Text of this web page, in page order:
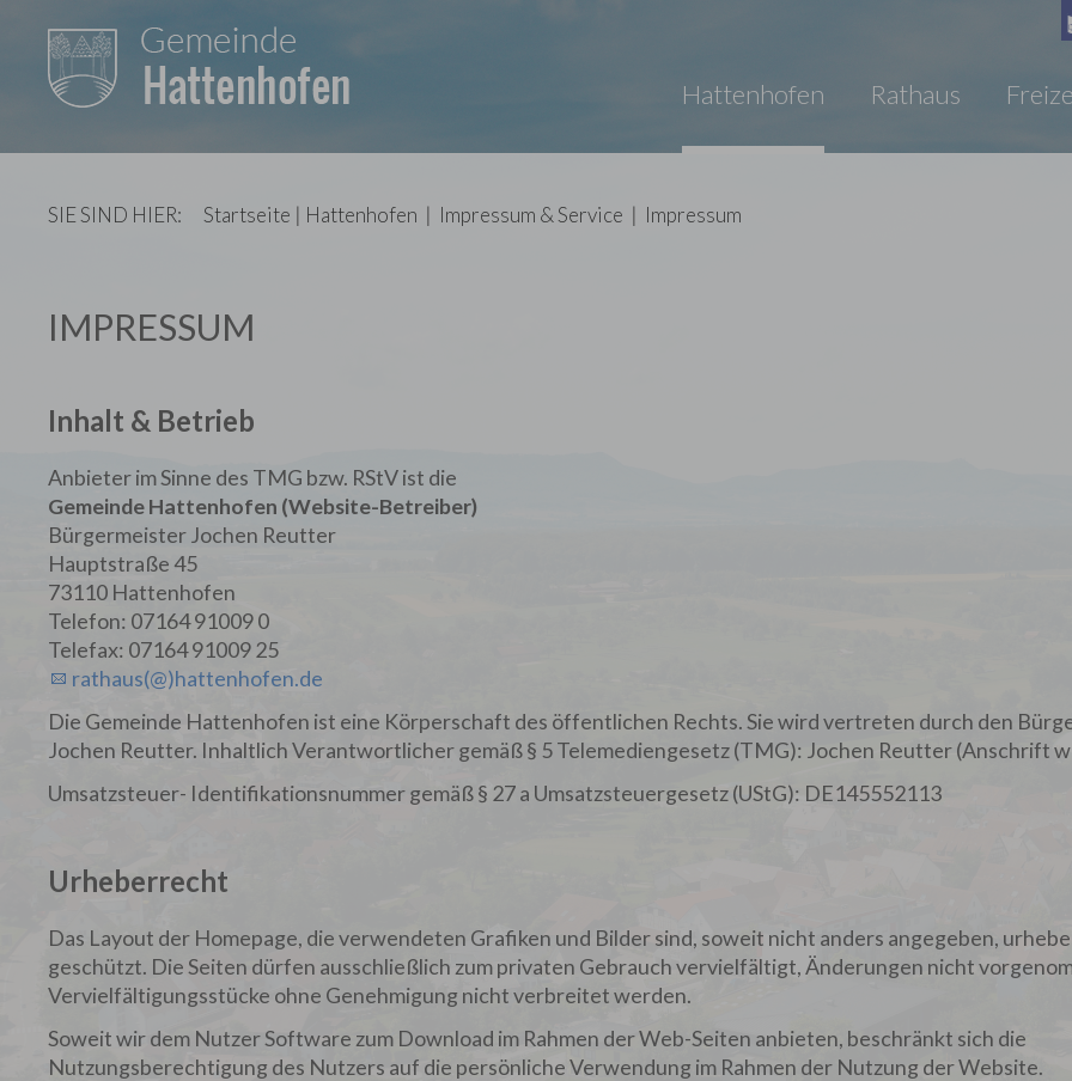
Hattenhofen Rathaus
SIE SIND HIER: Startseite | Hattenhofen | Impressum & Service | Impressum
IMPRESSUM
Inhalt & Betrieb
Anbieter im Sinne des TMG bzw. RStV ist die
Gemeinde Hattenhofen (Website-Betreiber)
Bürgermeister Jochen Reutter
Hauptstraße 45
73110 Hattenhofen
Telefon: 07164 91009 0
Telefax: 07164 91009 25
rathaus(@)hattenhofen.de
Die Gemeinde Hattenhofen ist eine Körperschaft des öffentlichen Rechts. Sie wird vertreten durch den
Jochen Reutter. Inhaltlich Verantwortlicher gemäß § 5 Telemediengesetz (TMG): Jochen Reutter (Anschrift
Umsatzsteuer- Identifikationsnummer gemäß § 27 a Umsatzsteuergesetz (UStG): DE145552113
Urheberrecht
Das Layout der Homepage, die verwendeten Grafiken und Bilder sind, soweit nicht anders angegeben,
geschützt. Die Seiten dürfen ausschließlich zum privaten Gebrauch vervielfältigt, Änderungen nicht
Vervielfältigungsstücke ohne Genehmigung nicht verbreitet werden.
Soweit wir dem Nutzer Software zum Download im Rahmen der Web-Seiten anbieten, beschränkt sich die
Nutzungsberechtigung des Nutzers auf die persönliche Verwendung im Rahmen der Nutzung der Website.